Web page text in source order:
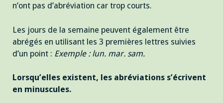
n’ont pas d’abréviation car trop courts.
Les jours de la semaine peuvent également être
abrégés en utilisant les 3 premières lettres suivies
d’un point : Exemple : lun. mar. sam.
Lorsqu’elles existent, les abréviations s’écrivent
en minuscules.